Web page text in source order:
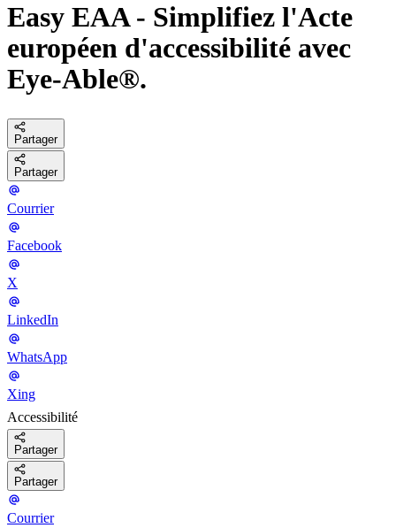
Easy EAA - Simplifiez l'Acte
européen d'accessibilité avec
Eye-Able®.
Partager
Partager
Courrier
Facebook
X
LinkedIn
WhatsApp
Xing
Accessibilité
Partager
Partager
Courrier